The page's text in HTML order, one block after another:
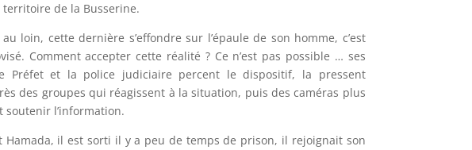
de la Busserine.
loin, cette dernière s’effondre sur l’épaule de son homme, c’est
Comment accepter cette réalité ? Ce n’est pas possible … ses
Préfet et la police judiciaire percent le dispositif, la pressent
des groupes qui réagissent à la situation, puis des caméras plus
l’information.
Hamada, il est sorti il y a peu de temps de prison, il rejoignait son